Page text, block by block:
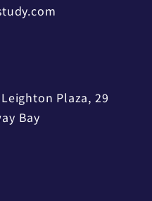
Plaza, 29
Bay